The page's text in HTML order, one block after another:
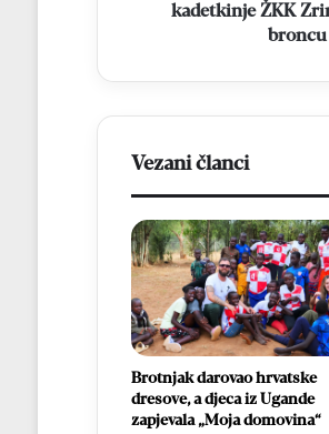
broncukadetkinje ŽKK
Vezani članci
Brotnjak darovao hrvatske
dresove, a djeca iz Ugande
zapjevala „Moja domovina“